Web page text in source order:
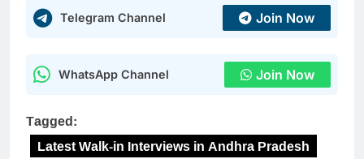
Telegram Channel Join Now
WhatsApp Channel Join Now
Tagged:
Latest Walk-in Interviews in Andhra Pradesh